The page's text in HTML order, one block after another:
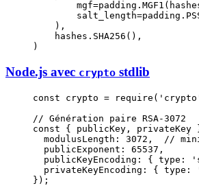
        mgf
=
        salt_length
=padding.
    ),
    hashes.SHA256(),
)
Node.js avec crypto stdlib
const crypto = require (
// Génération paire RSA-3072
const { publicKey , privateKey
  modulusLength:
3072 ,
//
  publicExponent:
65537 ,
  publicKeyEncoding: { type:
  privateKeyEncoding: { type:
});